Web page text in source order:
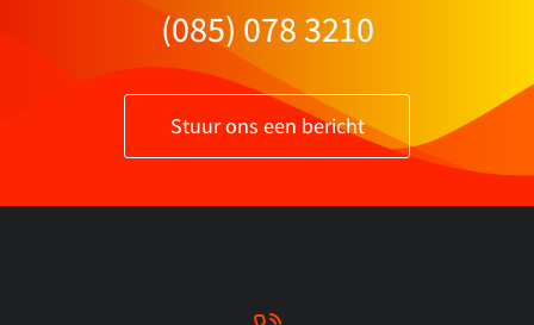
(085) 078 3210
Stuur ons een bericht